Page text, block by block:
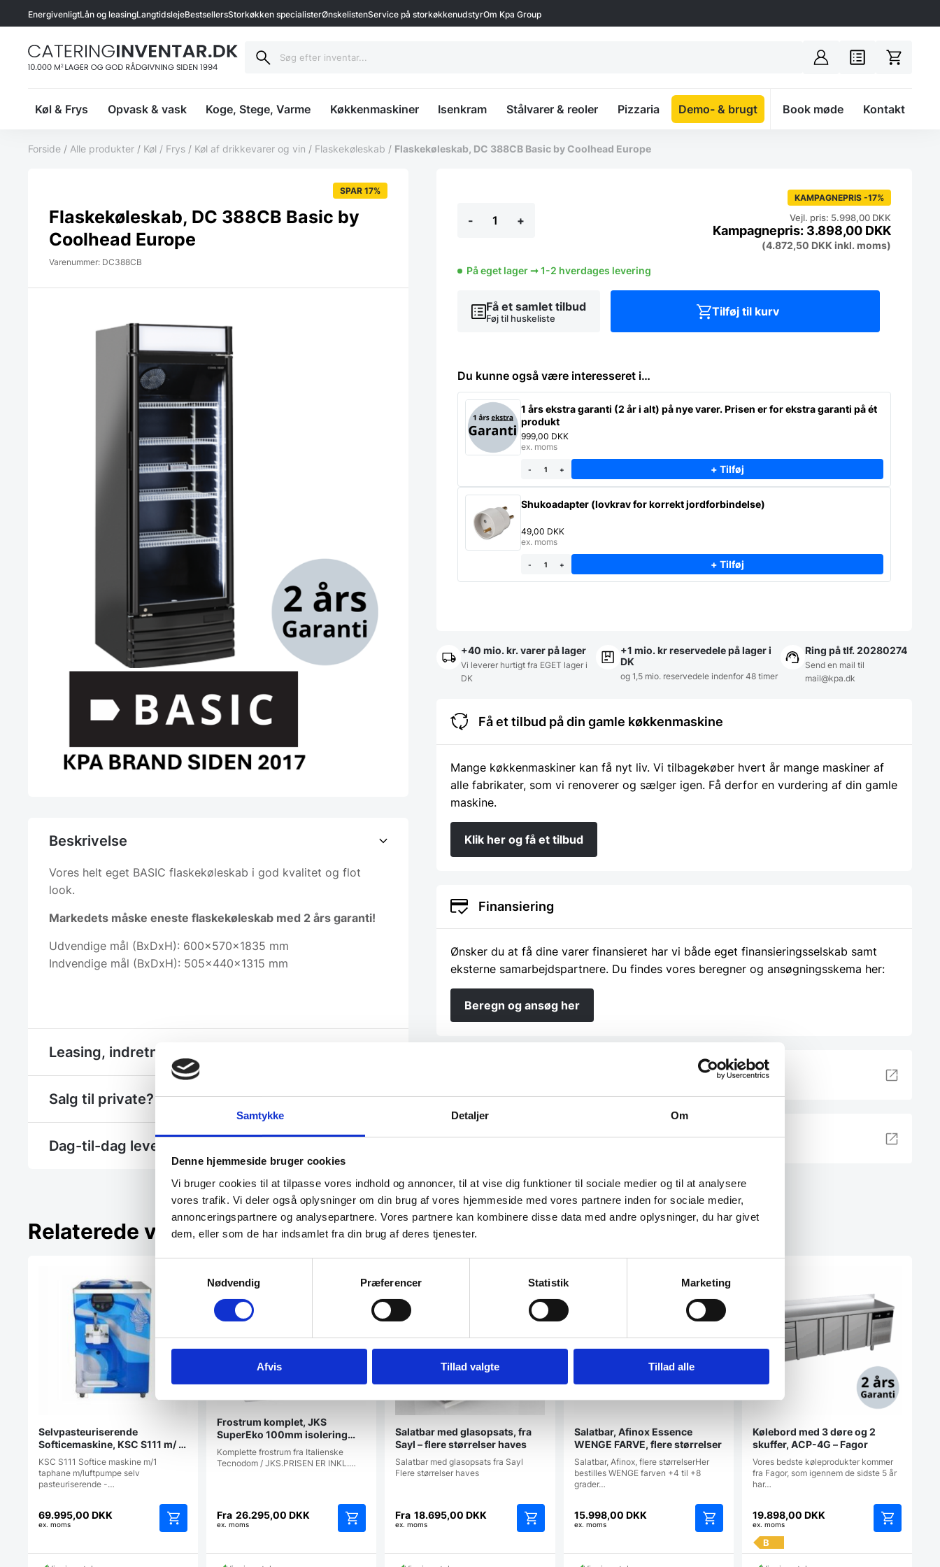
Samtykke Detaljer Om
Denne hjemmeside bruger cookies
Vi bruger cookies til at tilpasse vores indhold og annoncer, til at vise dig funktioner til sociale medier og til at analysere
vores trafik. Vi deler også oplysninger om din brug af vores hjemmeside med vores partnere inden for sociale medier,
annonceringspartnere og analysepartnere. Vores partnere kan kombinere disse data med andre oplysninger, du har givet
dem, eller som de har indsamlet fra din brug af deres tjenester.
Nødvendig
Præferencer Statistik Marketing
Afvis Tillad valgte Tillad alle
EnergivenligtLån og leasingLangtidslejeBestsellersStorkøkken specialisterØnskelistenService på storkøkkenudstyrOm Kpa Group
Køl & Frys Opvask & vask Koge, Stege, Varme Køkkenmaskiner Isenkram Stålvarer & reoler Pizzaria Demo- & brugt Spacer
Book møde Kontakt
Forside / Alle produkter / Køl / Frys / Køl af drikkevarer og vin / Flaskekøleskab / Flaskekøleskab, DC 388CB Basic by Coolhead Europe
SPAR 17%
Flaskekøleskab, DC 388CB Basic by
Coolhead Europe
Varenummer: DC388CB
Beskrivelse
Vores helt eget BASIC flaskekøleskab i god kvalitet og flot
look.
Markedets måske eneste flaskekøleskab med 2 års garanti!
Udvendige mål (BxDxH): 600x570x1835 mm
Indvendige mål (BxDxH): 505x440x1315 mm
Leasing, indretning eller et hjælp til et projekt?
Salg til private? - Se Gastrobutikken.dk
Dag-til-dag levering
-
DC
Coolhead
+
KAMPAGNEPRIS -17%
3.898,00 DKK
Vejl. pris: 5.998,00 DKK
(4.872,50 DKK inkl. moms)
På eget lager ➞ 1-2 hverdages levering
Få et samlet tilbud
Føj til huskeliste Tilføj til kurv
Du kunne også være interesseret i…
1 års ekstra garanti (2 år i alt) på nye varer. Prisen er for ekstra garanti på ét
produkt
999,00 DKK
ex. moms
- + + Tilføj
Shukoadapter (lovkrav for korrekt jordforbindelse)
49,00 DKK
ex. moms
- + + Tilføj
+40 mio. kr. varer på lager
Vi leverer hurtigt fra EGET lager i
DK
+1 mio. kr reservedele på lager i
DK
og 1,5 mio. reservedele indenfor 48 timer
Ring på tlf. 20280274
Send en mail til
mail@kpa.dk
Få et tilbud på din gamle køkkenmaskine
Mange køkkenmaskiner kan få nyt liv. Vi tilbagekøber hvert år mange maskiner af
alle fabrikater, som vi renoverer og sælger igen. Få derfor en vurdering af din gamle
maskine.
Klik her og få et tilbud
Finansiering
Ønsker du at få dine varer finansieret har vi både eget finansieringsselskab samt
eksterne samarbejdspartnere. Du findes vores beregner og ansøgningsskema her:
Beregn og ansøg her
Vi prismatcher - Klik her
Relaterede varer
Selvpasteuriserende
Softicemaskine, KSC S111 m/ 1
taphane – Bordmodel
KSC S111 Softice maskine m/1
taphane m/luftpumpe selv
pasteuriserende -…
69.995,00 DKK
ex. moms
Frostrum komplet, JKS
SuperEko 100mm isolering
KOMPLET
Komplette frostrum fra Italienske
Tecnodom / JKS.PRISEN ER INKL.…
Fra 26.295,00DKK
ex. moms
vare
Salatbar med glasopsats, fra
Sayl – flere størrelser haves
Salatbar med glasopsats fra Sayl
Flere størrelser haves
Fra 18.695,00DKK
ex. moms
vare
Salatbar, Afinox Essence
WENGE FARVE, flere størrelser
Salatbar, Afinox, flere størrelserHer
bestilles WENGE farven +4 til +8
grader…
15.998,00 DKK
ex. moms
vare
Kølebord med 3 døre og 2
skuffer, ACP-4G – Fagor
Vores bedste køleprodukter kommer
fra Fagor, som igennem de sidste 5 år
har…
19.898,00 DKK
ex. moms
vare
B